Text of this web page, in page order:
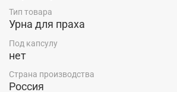
Тип товара
Урна для праха
Под капсулу
нет
Страна производства
Россия